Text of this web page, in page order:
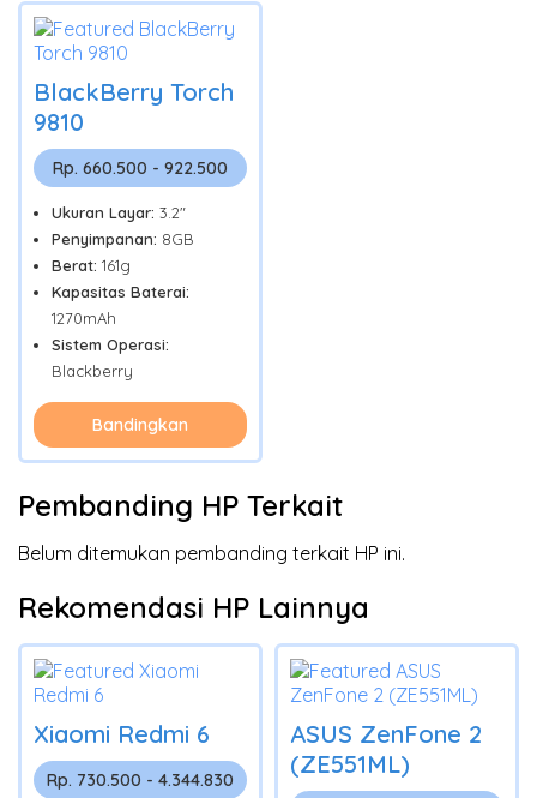
BlackBerry Torch
9810
Rp. 660.500 - 922.500
Ukuran Layar: 3.2"
Penyimpanan: 8GB
Berat: 161g
Kapasitas Baterai:
1270mAh
Sistem Operasi:
Blackberry
Bandingkan
Pembanding HP Terkait
Belum ditemukan pembanding terkait HP ini.
Rekomendasi HP Lainnya
Xiaomi Redmi 6
Rp. 730.500 - 4.344.830
ASUS ZenFone 2
(ZE551ML)